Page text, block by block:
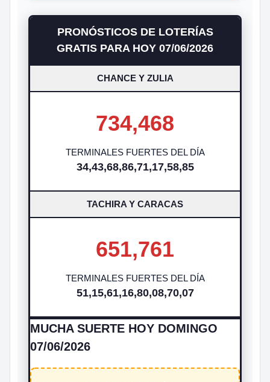
PRONÓSTICOS DE LOTERÍAS
GRATIS PARA HOY 07/06/2026
CHANCE Y ZULIA
734,468
TERMINALES FUERTES DEL DÍA
34,43,68,86,71,17,58,85
TACHIRA Y CARACAS
651,761
TERMINALES FUERTES DEL DÍA
51,15,61,16,80,08,70,07
MUCHA SUERTE HOY DOMINGO
07/06/2026